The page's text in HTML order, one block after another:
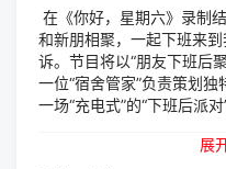
在《你好，星期六》录制
和新朋相聚，一起下班来
诉。节目将以“朋友下班后
一位“宿舍管家”负责策划
一场“充电式”的“下班后派
展